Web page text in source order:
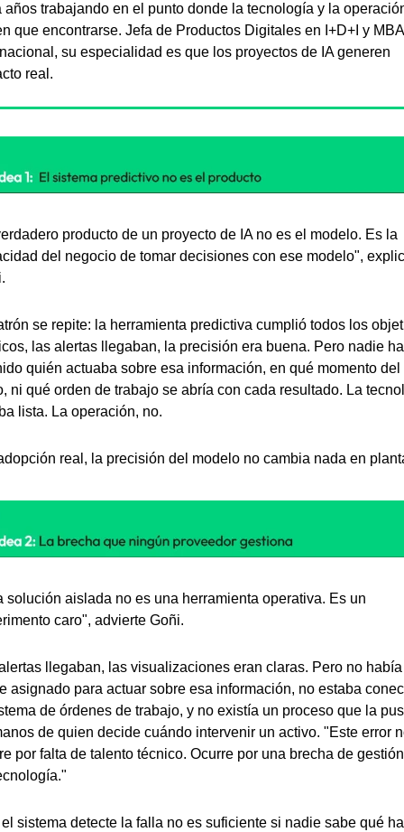
años trabajando en el punto donde la tecnología y la
que encontrarse. Jefa de Productos Digitales en I+D+I y MBA
su especialidad es que los proyectos de IA generen
real.
producto de un proyecto de IA no es el modelo. Es la
del negocio de tomar decisiones con ese modelo",
se repite: la herramienta predictiva cumplió todos los
las alertas llegaban, la precisión era buena. Pero nadie
quién actuaba sobre esa información, en qué momento del
ni qué orden de trabajo se abría con cada resultado. La
lista. La operación, no.
real, la precisión del modelo no cambia nada en
solución aislada no es una herramienta operativa. Es un
caro", advierte Goñi.
llegaban, las visualizaciones eran claras. Pero no había
asignado para actuar sobre esa información, no estaba
de órdenes de trabajo, y no existía un proceso que la
de quien decide cuándo intervenir un activo. "Este error
por falta de talento técnico. Ocurre por una brecha de
sistema detecte la falla no es suficiente si nadie sabe qué